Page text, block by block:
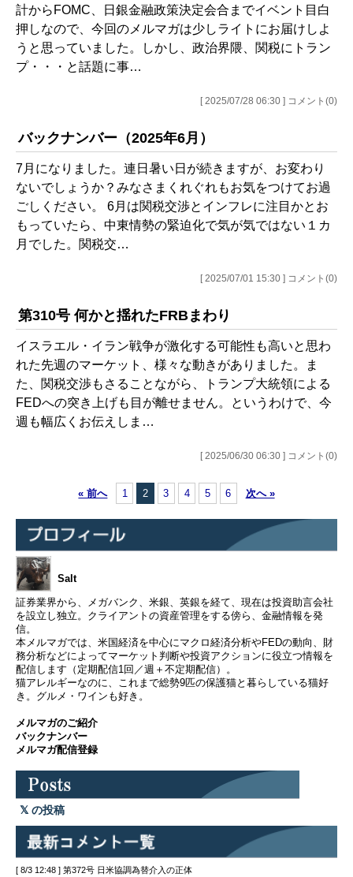
計からFOMC、日銀金融政策決定会合までイベント目白
押しなので、今回のメルマガは少しライトにお届けしよ
うと思っていました。しかし、政治界隈、関税にトラン
プ・・・と話題に事…
[ 2025/07/28 06:30 ] コメント(0)
バックナンバー（2025年6月）
7月になりました。連日暑い日が続きますが、お変わり
ないでしょうか？みなさまくれぐれもお気をつけてお過
ごしください。 6月は関税交渉とインフレに注目かとお
もっていたら、中東情勢の緊迫化で気が気ではない１カ
月でした。関税交…
[ 2025/07/01 15:30 ] コメント(0)
第310号 何かと揺れたFRBまわり
イスラエル・イラン戦争が激化する可能性も高いと思わ
れた先週のマーケット、様々な動きがありました。ま
た、関税交渉もさることながら、トランプ大統領による
FEDへの突き上げも目が離せません。というわけで、今
週も幅広くお伝えしま…
[ 2025/06/30 06:30 ] コメント(0)
« 前へ 1 2 3 4 5 6 次へ »
Salt
証券業界から、メガバンク、米銀、英銀を経て、現在は投資助言会社
を設立し独立。クライアントの資産管理をする傍ら、金融情報を発
信。
本メルマガでは、米国経済を中心にマクロ経済分析やFEDの動向、財
務分析などによってマーケット判断や投資アクションに役立つ情報を
配信します（定期配信1回／週＋不定期配信）。
猫アレルギーなのに、これまで総勢9匹の保護猫と暮らしている猫好
き。グルメ・ワインも好き。
メルマガのご紹介
バックナンバー
メルマガ配信登録
の投稿
[ 8/3 12:48 ] 第372号 日米協調為替介入の正体